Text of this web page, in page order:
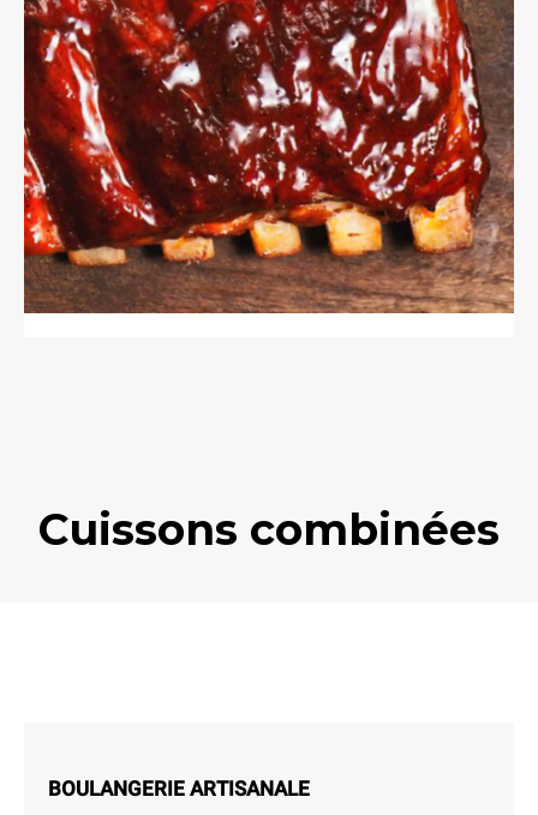
Cuissons combinées
BOULANGERIE ARTISANALE